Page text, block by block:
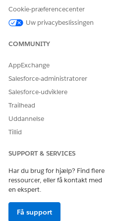
Hvis du vil bruge Agentforce:
Se
Almen brugeradgang til
Handlingsdetaljer
API-navn
Referencehandlingstype
Kører denne handling en
meddelelsesskabeloner?
LØSTE DENNE
Cookie-præferencecenter
Uw privacybeslissingen
COMMUNITY
AppExchange
Salesforce-administratorer
Salesforce-udviklere
Trailhead
Uddannelse
Tillid
SUPPORT & SERVICES
Har du brug for hjælp? Find flere
ressourcer, eller få kontakt med
en ekspert.
Få support